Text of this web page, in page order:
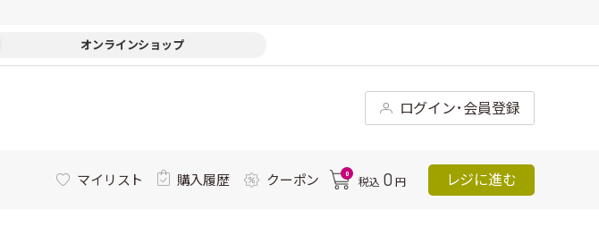
オンラインショップ
ログイン･会員登録
マイリスト 購入履歴 クーポン 0
税込 0 円 レジに進む